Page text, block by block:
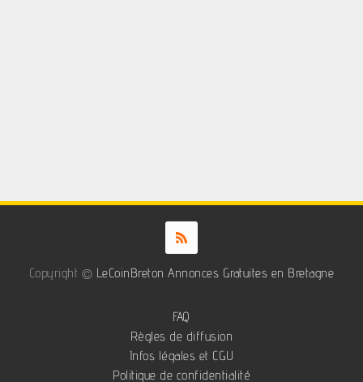
Copyright © LeCoinBreton Annonces Gratuites en Bretagne
FAQ
Règles de diffusion
Infos légales et CGU
Politique de confidentialité